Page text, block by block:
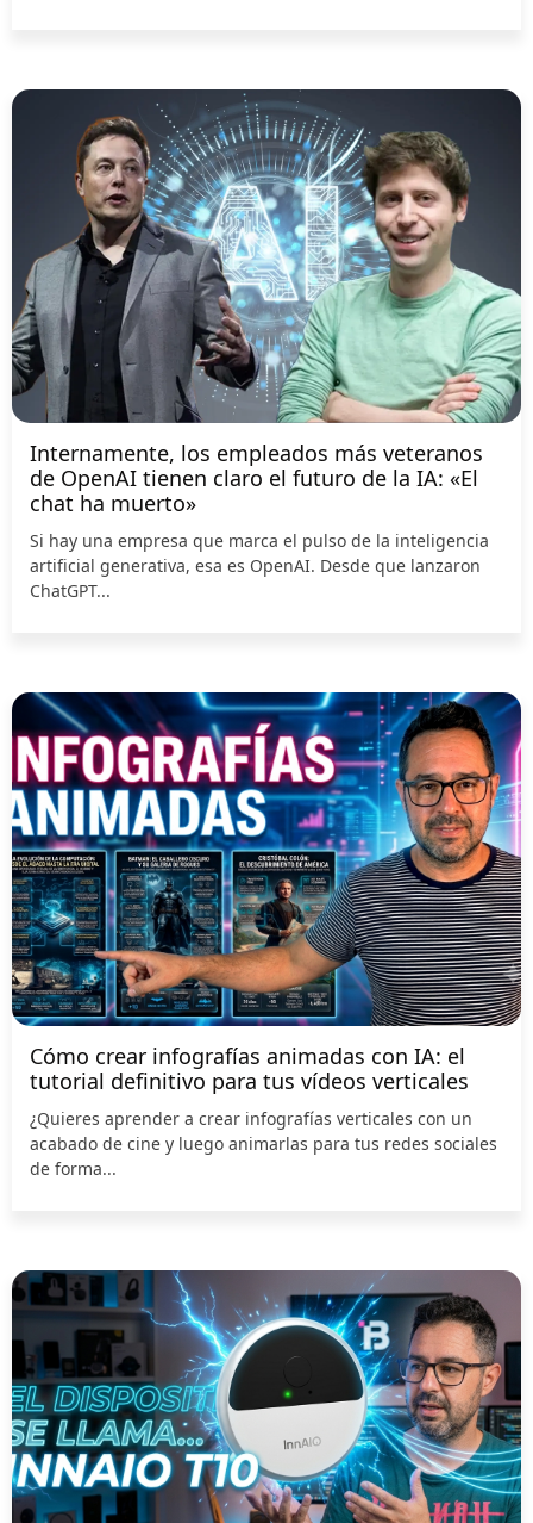
Internamente, los empleados más veteranos
de OpenAI tienen claro el futuro de la IA: «El
chat ha muerto»
Si hay una empresa que marca el pulso de la inteligencia
artificial generativa, esa es OpenAI. Desde que lanzaron
ChatGPT...
Cómo crear infografías animadas con IA: el
tutorial definitivo para tus vídeos verticales
¿Quieres aprender a crear infografías verticales con un
acabado de cine y luego animarlas para tus redes sociales
de forma...